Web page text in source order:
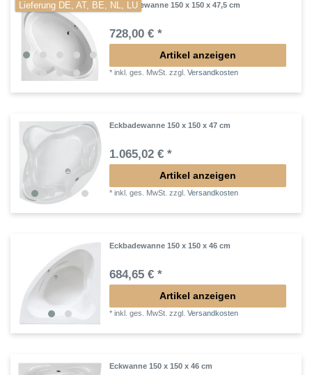
Lieferung DE, AT, BE, NL, LUEck-Badewanne 150 x 150 x 47,5 cm
728,00 € *
Artikel anzeigen
*inkl. ges. MwSt. zzgl.Versandkosten
Eckbadewanne 150 x 150 x 47 cm
1.065,02 € *
Artikel anzeigen
*inkl. ges. MwSt. zzgl.Versandkosten
Eckbadewanne 150 x 150 x 46 cm
684,65 € *
Artikel anzeigen
*inkl. ges. MwSt. zzgl.Versandkosten
Eckwanne 150 x 150 x 46 cm